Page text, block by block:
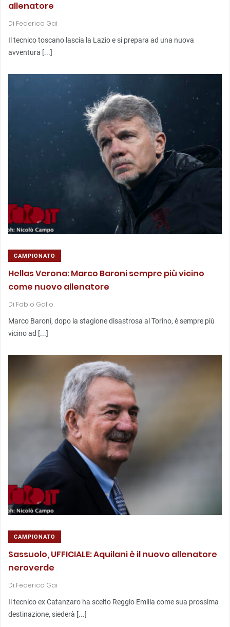
allenatore
Di Federico Gai
Il tecnico toscano lascia la Lazio e si prepara ad una nuova
avventura [...]
CAMPIONATO
Hellas Verona: Marco Baroni sempre più vicino
come nuovo allenatore
Di Fabio Gallo
Marco Baroni, dopo la stagione disastrosa al Torino, è sempre più
vicino ad [...]
CAMPIONATO
Sassuolo, UFFICIALE: Aquilani è il nuovo allenatore
neroverde
Di Federico Gai
Il tecnico ex Catanzaro ha scelto Reggio Emilia come sua prossima
destinazione, siederà [...]